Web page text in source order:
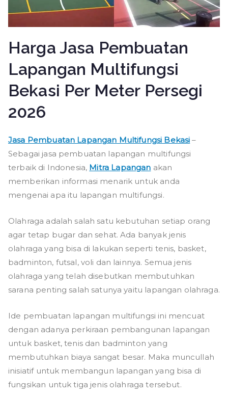
Harga Jasa Pembuatan
Lapangan Multifungsi
Bekasi Per Meter Persegi
2026
Jasa Pembuatan Lapangan Multifungsi Bekasi –
Sebagai jasa pembuatan lapangan multifungsi
terbaik di Indonesia, Mitra Lapangan akan
memberikan informasi menarik untuk anda
mengenai apa itu lapangan multifungsi.
Olahraga adalah salah satu kebutuhan setiap orang
agar tetap bugar dan sehat. Ada banyak jenis
olahraga yang bisa di lakukan seperti tenis, basket,
badminton, futsal, voli dan lainnya. Semua jenis
olahraga yang telah disebutkan membutuhkan
sarana penting salah satunya yaitu lapangan olahraga.
Ide pembuatan lapangan multifungsi ini mencuat
dengan adanya perkiraan pembangunan lapangan
untuk basket, tenis dan badminton yang
membutuhkan biaya sangat besar. Maka muncullah
inisiatif untuk membangun lapangan yang bisa di
fungsikan untuk tiga jenis olahraga tersebut.